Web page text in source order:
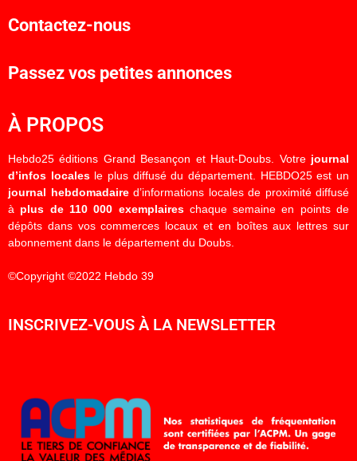
Contactez-nous
Passez vos petites annonces
À PROPOS
Hebdo25 éditions Grand Besançon et Haut-Doubs. Votre journal
d’infos localesle plus diffusé du département. HEBDO25 est un
journal hebdomadaired’informations locales de proximité diffusé
à plus de 110 000 exemplaireschaque semaine en points de
dépôts dans vos commerces locaux et en boîtes aux lettres sur
abonnement dans le département du Doubs.
©Copyright ©2022 Hebdo 39
INSCRIVEZ-VOUS À LA NEWSLETTER